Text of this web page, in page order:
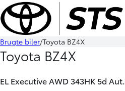
Book prøvetur
Brugte biler Toyota BZ4X
Toyota BZ4X
EL Executive AWD 343HK 5d Aut.